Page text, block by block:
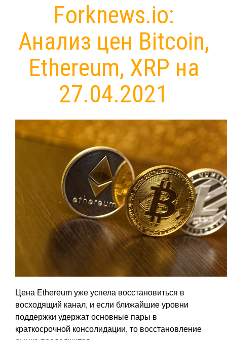
Forknews.io:
Анализ цен Bitcoin,
Ethereum, XRP на
27.04.2021
Цена Ethereum уже успела восстановиться в
восходящий канал, и если ближайшие уровни
поддержки удержат основные пары в
краткосрочной консолидации, то восстановление